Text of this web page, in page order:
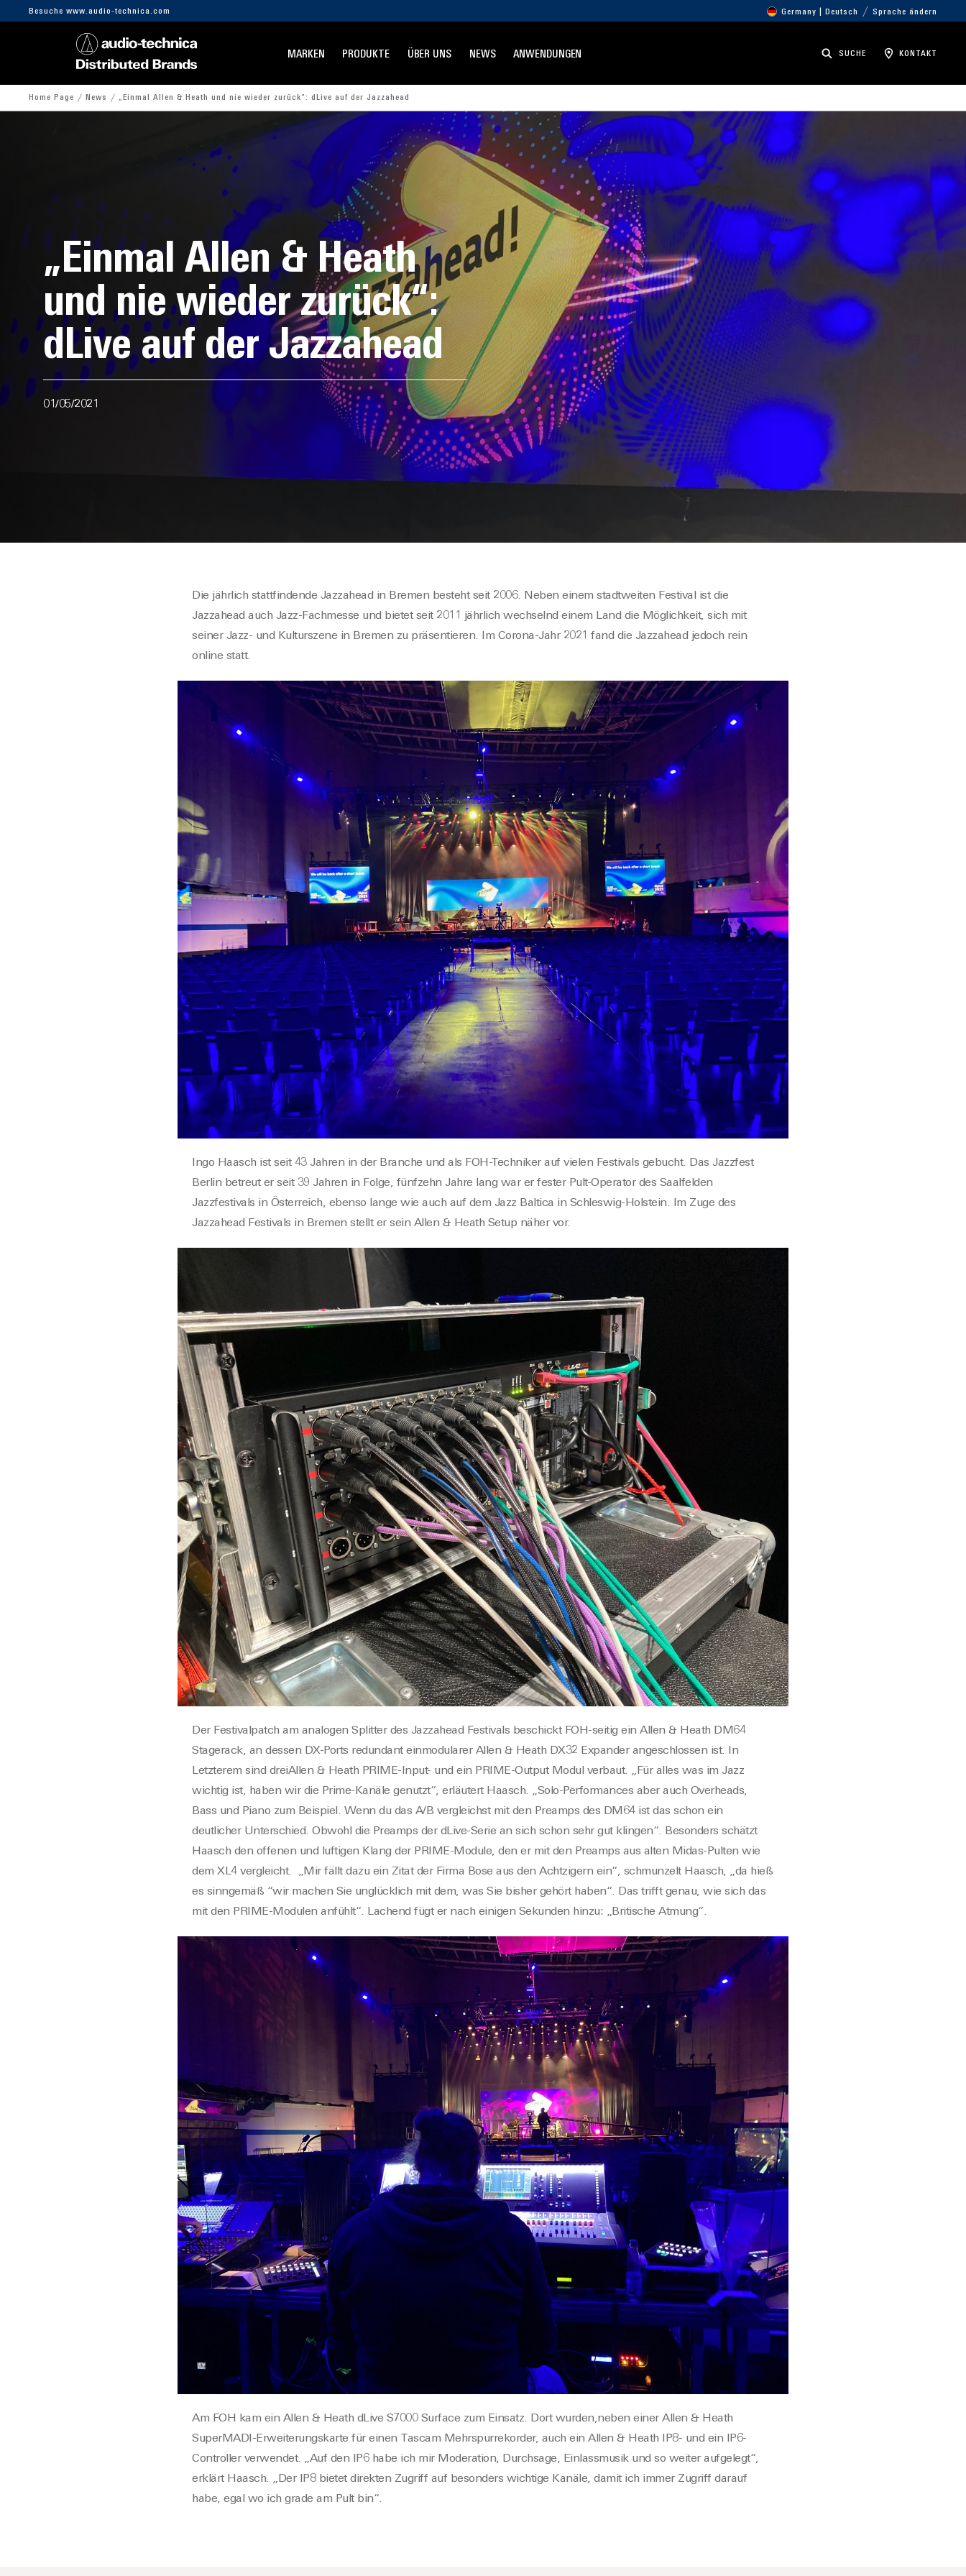
Besuche www.audio-technica.com Germany | Deutsch Sprache ändern
MARKEN PRODUKTE ÜBER UNS NEWS ANWENDUNGEN SUCHE KONTAKT
Home Page News „Einmal Allen & Heath und nie wieder zurück“: dLive auf der Jazzahead
„Einmal Allen & Heath
und nie wieder zurück“:
dLive auf der Jazzahead
01/05/2021
Die jährlich stattfindende Jazzahead in Bremen besteht seit 2006. Neben einem stadtweiten Festival
ist die
Jazzahead auch Jazz-Fachmesse und bietet seit 2011 jährlich wechselnd einem Land die Möglichkeit, sich mit
seiner Jazz- und Kulturszene in Bremen zu präsentieren. Im Corona-Jahr2021 fand die Jazzahead jedoch rein
online statt.
Ingo Haasch ist seit 43 Jahren in der Branche und als FOH-Techniker auf vielen Festivals gebucht. Das Jazzfest
Berlin betreut er seit 39 Jahren in Folge, fünfzehn Jahre lang war er fester Pult-Operator des Saalfelden
Jazzfestivals in Österreich, ebenso lange wie auch auf dem Jazz Baltica in Schleswig-Holstein. Im Zuge des
Jazzahead Festivals in Bremen stellt er sein Allen & Heath Setup näher vor.
Der Festivalpatch am analogen Splitterdes Jazzahead Festivals beschickt FOH-seitig ein Allen & Heath DM64
Stagerack, an dessen DX-Ports redundant einmodularer Allen & Heath DX32 Expander angeschlossen ist. In
Letzterem sind dreiAllen & Heath PRIME-Input- und ein PRIME-Output Modul verbaut. „Für alles was im Jazz
wichtig ist, haben wir die Prime-Kanäle genutzt“, erläutert Haasch. „Solo-Performances aber auch Overheads,
Bass und Piano zum Beispiel . Wenn du das A/B vergleichst mit den Preamps des DM64 ist das schon ein
deutlicher Unterschied. Obwohl die Preamps der dLive-Serie an sich schon sehr gutklingen“. Besonders schätzt
Haasch den offenen und luftigen Klang der PRIME-Module, den er mit den Preamps aus alten Midas-Pulten wie
dem XL4 vergleicht. „Mir fälltdazu ein Zitat der Firma Bose aus den Achtzigern ein“, schmunzelt Haasch, „da hieß
es sinngemäß “wir machen Sie unglücklich mit dem, was Sie bishergehört haben“. Das trifft genau, wie sich das
mit den PRIME-Modulen anfühlt“. Lachend fügt er nach einigen Sekunden hinzu: „Britische Atmung“.
Am FOH kam ein Allen & Heath dLive S7000 Surface zum Einsatz. Dort wurden,neben einer Allen & Heath
SuperMADI-Erweiterungskarte für einen Tascam Mehrspurrekorder, auch ein Allen & Heath IP8- und ein IP6-
Controller verwendet. „Auf den IP6 habe ich mir Moderation, Durchsage, Einlassmusik und so weiter aufgelegt“,
erklärt Haasch. „Der IP8 bietet direkten Zugriff auf besonders wichtige Kanäle, damit ich immer Zugriff darauf
habe, egal wo ich grade am Pult bin“.